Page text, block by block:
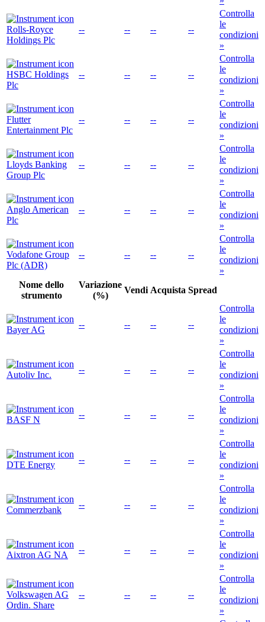
Rolls-Royce
Holdings Plc
-- -- -- --
Controlla
le
condizioni
»
HSBC Holdings
Plc
-- -- -- --
Controlla
le
condizioni
»
Flutter
Entertainment Plc
-- -- -- --
Controlla
le
condizioni
»
Lloyds Banking
Group Plc
-- -- -- --
Controlla
le
condizioni
»
Anglo American
Plc
-- -- -- --
Controlla
le
condizioni
»
Vodafone Group
Plc (ADR)
-- -- -- --
Controlla
le
condizioni
»
Nome dello
strumento
Variazione
(%)
Vendi Acquista Spread
Bayer AG
-- -- -- --
Controlla
le
condizioni
»
Autoliv Inc.
-- -- -- --
Controlla
le
condizioni
»
BASF N
-- -- -- --
Controlla
le
condizioni
»
DTE Energy
-- -- -- --
Controlla
le
condizioni
»
Commerzbank
-- -- -- --
Controlla
le
condizioni
»
Aixtron AG NA
-- -- -- --
Controlla
le
condizioni
»
Volkswagen AG
Ordin. Share
-- -- -- --
Controlla
le
condizioni
»